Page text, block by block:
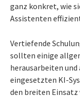
ganz konkret, wie
Assistenten
Vertiefende
sollten einige
herausarbeiten
eingesetzten KI-
den breiten